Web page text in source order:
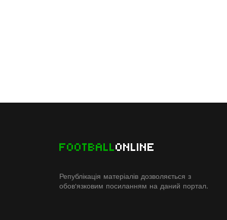
FOOTBALLONLINE
Републікація матеріалів дозволяється з
обов'язковим посиланням на даний портал.